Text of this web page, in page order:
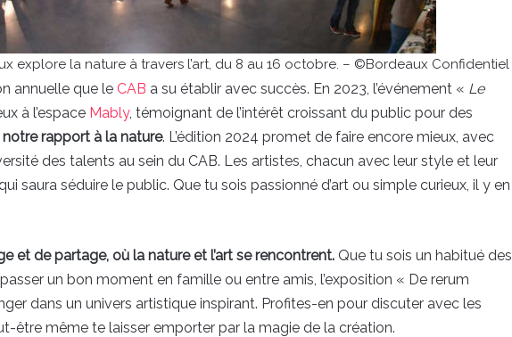
explore la nature à travers l’art, du 8 au 16 octobre. – ©Bordeaux Confidentiel
annuelle que le CAB a su établir avec succès. En 2023, l’événement « Le
à l’espace Mably, témoignant de l’intérêt croissant du public pour des
rapport à la nature. L’édition 2024 promet de faire encore mieux, avec
des talents au sein du CAB. Les artistes, chacun avec leur style et leur
saura séduire le public. Que tu sois passionné d’art ou simple curieux, il y en
et de partage, où la nature et l’art se rencontrent. Que tu sois un habitué des
un bon moment en famille ou entre amis, l’exposition « De rerum
dans un univers artistique inspirant. Profites-en pour discuter avec les
être même te laisser emporter par la magie de la création.